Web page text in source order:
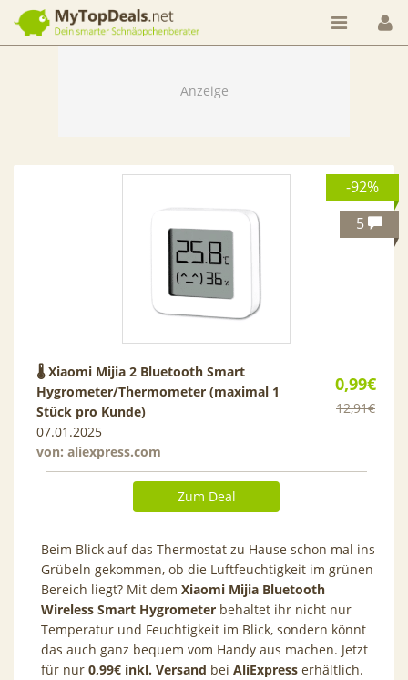
Dein smarter Schnäppchenberater
-92%
5
0,99€
12,91€
🌡 Xiaomi Mijia 2 Bluetooth Smart
Hygrometer/Thermometer (maximal 1
Stück pro Kunde)
07.01.2025
von: aliexpress.com
Zum Deal
Beim Blick auf das Thermostat zu Hause schon mal ins
Grübeln gekommen, ob die Luftfeuchtigkeit im grünen
Bereich liegt? Mit dem Xiaomi Mijia Bluetooth
Wireless Smart Hygrometer behaltet ihr nicht nur
Temperatur und Feuchtigkeit im Blick, sondern könnt
das auch ganz bequem vom Handy aus machen. Jetzt
für nur 0,99€ inkl. Versand bei AliExpress erhältlich.